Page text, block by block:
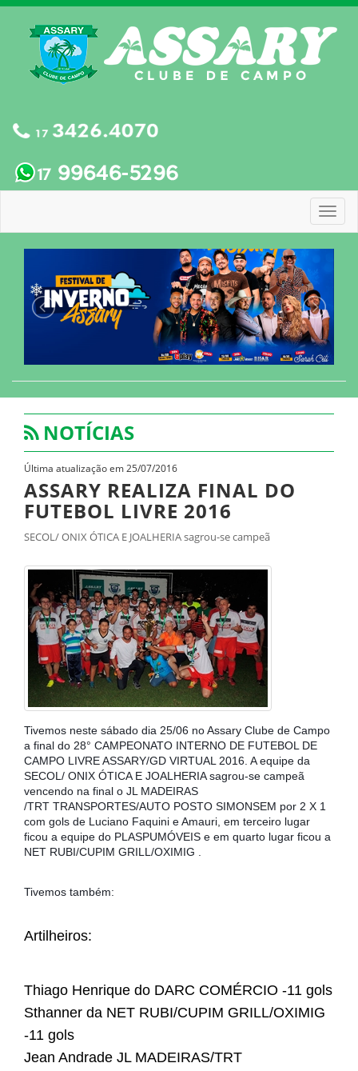
NOTÍCIAS
Última atualização em 25/07/2016
ASSARY REALIZA FINAL DO
FUTEBOL LIVRE 2016
SECOL/ ONIX ÓTICA E JOALHERIA sagrou-se campeã
Tivemos neste sábado dia 25/06 no Assary Clube de Campo
a final do 28° CAMPEONATO INTERNO DE FUTEBOL DE
CAMPO LIVRE ASSARY/GD VIRTUAL 2016. A equipe da
SECOL/ ONIX ÓTICA E JOALHERIA sagrou-se campeã
vencendo na final o JL MADEIRAS
/TRT TRANSPORTES/AUTO POSTO SIMONSEM por 2 X 1
com gols de Luciano Faquini e Amauri, em terceiro lugar
ficou a equipe do PLASPUMÓVEIS e em quarto lugar ficou a
NET RUBI/CUPIM GRILL/OXIMIG .
Tivemos também:
Artilheiros:
Thiago Henrique do DARC COMÉRCIO -11 gols
Sthanner da NET RUBI/CUPIM GRILL/OXIMIG
-11 gols
Jean Andrade JL MADEIRAS/TRT